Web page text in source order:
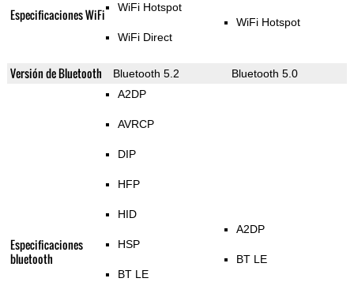
Especificaciones WiFi WiFi Hotspot
WiFi Direct
WiFi Hotspot
Versión de Bluetooth Bluetooth 5.2 Bluetooth 5.0
Especificaciones
bluetooth
A2DP
AVRCP
DIP
HFP
HID
HSP
BT LE
A2DP
BT LE